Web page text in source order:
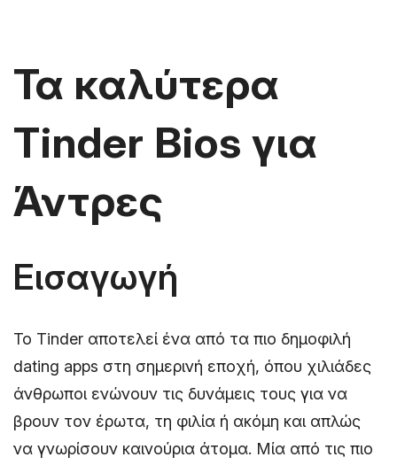
Τα καλύτερα
Tinder Bios για
Άντρες
Εισαγωγή
Το Tinder αποτελεί ένα από τα πιο δημοφιλή
dating apps στη σημερινή εποχή, όπου χιλιάδες
άνθρωποι ενώνουν τις δυνάμεις τους για να
βρουν τον έρωτα, τη φιλία ή ακόμη και απλώς
να γνωρίσουν καινούρια άτομα. Μία από τις πιο